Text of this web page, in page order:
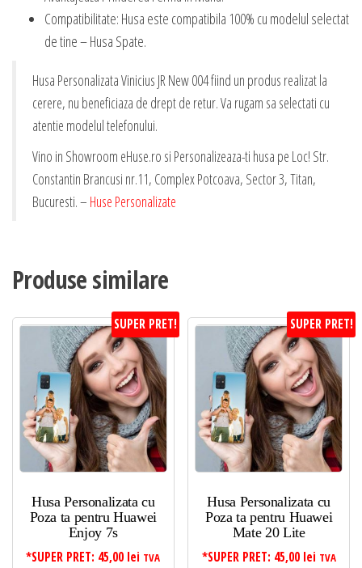
Compatibilitate: Husa este compatibila 100% cu modelul selectat
de tine – Husa Spate.
Husa Personalizata Vinicius JR New 004 fiind un produs realizat la
cerere, nu beneficiaza de drept de retur. Va rugam sa selectati cu
atentie modelul telefonului.
Vino in Showroom eHuse.ro si Personalizeaza-ti husa pe Loc! Str.
Constantin Brancusi nr.11, Complex Potcoava, Sector 3, Titan,
Bucuresti. – Huse Personalizate
Produse similare
SUPER PRET!
Husa Personalizata cu
Poza ta pentru Huawei
Enjoy 7s
*SUPER PRET: 45,00 lei TVA
SUPER PRET!
Husa Personalizata cu
Poza ta pentru Huawei
Mate 20 Lite
*SUPER PRET: 45,00 lei TVA